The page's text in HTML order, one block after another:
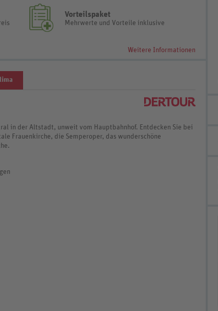
Vorteilspaket
Mehrwerte und Vorteile inklusive
Weitere Informationen
in der Altstadt, unweit vom Hauptbahnhof. Entdecken Sie bei
Frauenkirche, die Semperoper, das wunderschöne